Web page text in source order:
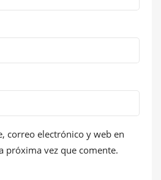
correo electrónico y web en
próxima vez que comente.